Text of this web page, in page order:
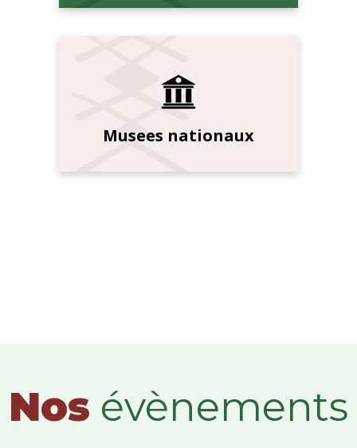
Musees nationaux
Nos évènements